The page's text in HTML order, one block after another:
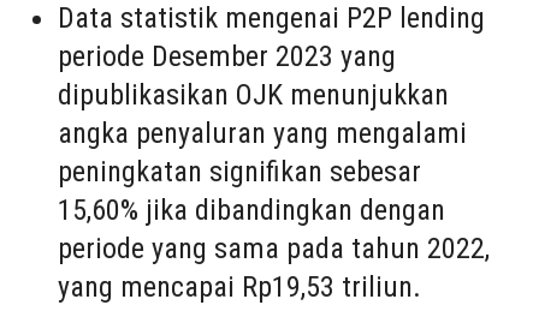
Data statistik mengenai P2P lending
periode Desember 2023 yang
dipublikasikan OJK menunjukkan
angka penyaluran yang mengalami
peningkatan signifikan sebesar
15,60% jika dibandingkan dengan
periode yang sama pada tahun 2022,
yang mencapai Rp19,53 triliun.